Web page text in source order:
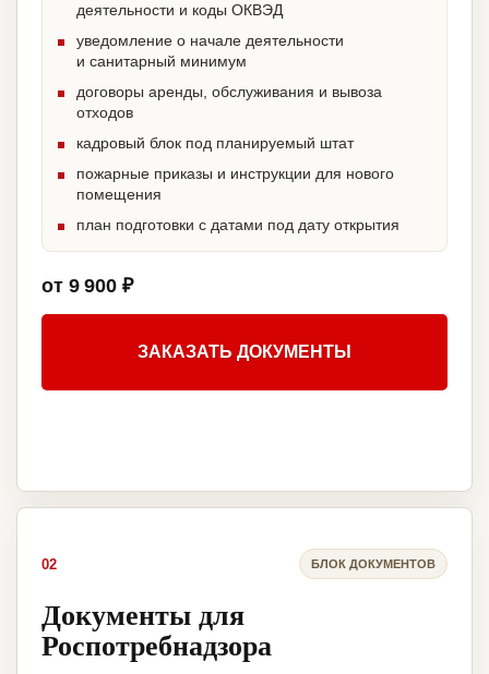
деятельности и коды ОКВЭД
уведомление о начале деятельности
и санитарный минимум
договоры аренды, обслуживания и вывоза
отходов
кадровый блок под планируемый штат
пожарные приказы и инструкции для нового
помещения
план подготовки с датами под дату открытия
от 9 900 ₽
ЗАКАЗАТЬ ДОКУМЕНТЫ
02 БЛОК ДОКУМЕНТОВ
Документы для
Роспотребнадзора